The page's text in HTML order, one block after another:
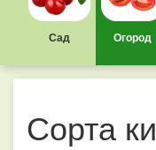
Сад Огород
Сорта